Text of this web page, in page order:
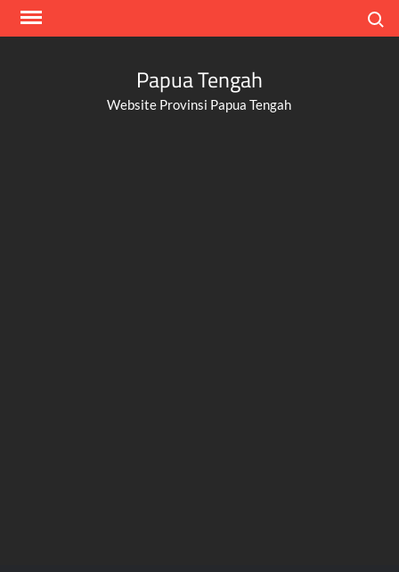
Skip
Papua Tengah
Website Provinsi Papua Tengah